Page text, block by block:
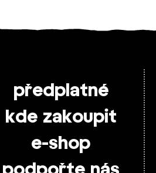
předplatné
kde zakoupit
e-shop